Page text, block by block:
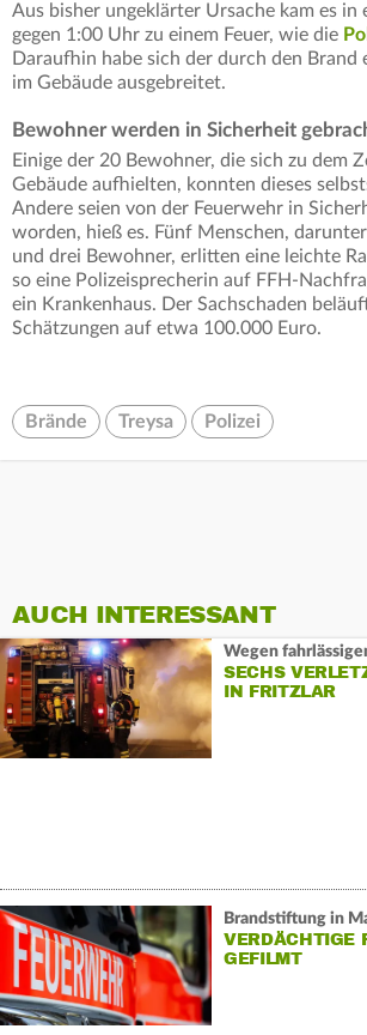
Aus bisher ungeklärter Ursache kam es in
gegen 1:00 Uhr zu einem Feuer, wie die
Daraufhin habe sich der durch den Brand
im Gebäude ausgebreitet.
Bewohner werden in Sicherheit
Einige der 20 Bewohner, die sich zu dem
Gebäude aufhielten, konnten dieses
Andere seien von der Feuerwehr in
worden, hieß es. Fünf Menschen,
und drei Bewohner, erlitten eine leichte
so eine Polizeisprecherin auf FFH-
ein Krankenhaus. Der Sachschaden
Schätzungen auf etwa 100.000 Euro.
Brände Treysa Polizei
AUCH INTERESSANT
Wegen
SECHS
IN FRITZLAR
Brandstiftung in
VERDÄCHTIGE
GEFILMT